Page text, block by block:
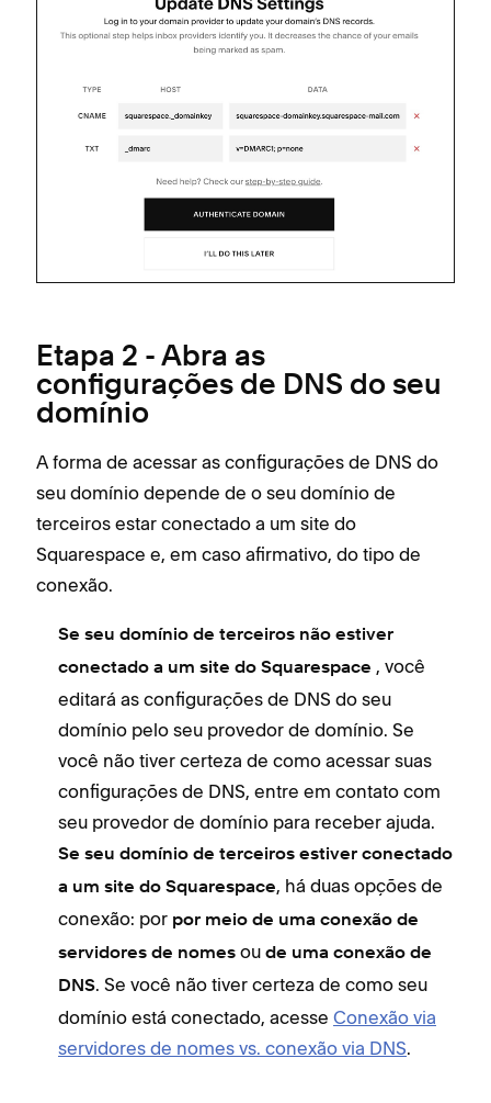
Etapa 2 - Abra as
configurações de DNS do seu
domínio
A forma de acessar as configurações de DNS do
seu domínio depende de o seu domínio de
terceiros estar conectado a um site do
Squarespace e, em caso afirmativo, do tipo de
conexão.
Se seu domínio de terceiros não estiver
conectado a um site do Squarespace , você
editará as configurações de DNS do seu
domínio pelo seu provedor de domínio. Se
você não tiver certeza de como acessar suas
configurações de DNS, entre em contato com
seu provedor de domínio para receber ajuda.
Se seu domínio de terceiros estiver conectado
a um site do Squarespace, há duas opções de
conexão: por por meio de uma conexão de
servidores de nomes ou de uma conexão de
DNS. Se você não tiver certeza de como seu
domínio está conectado, acesse Conexão via
servidores de nomes vs. conexão via DNS.